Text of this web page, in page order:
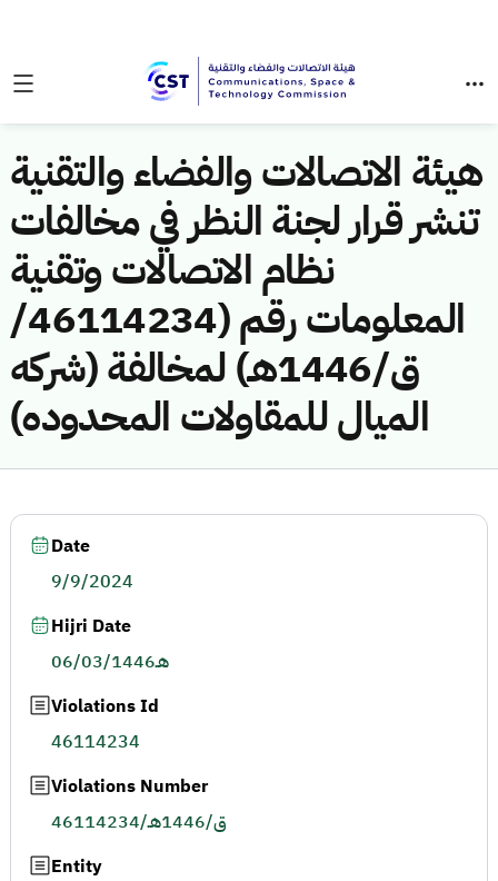
هيئة الاتصالات والفضاء والتقنية
تنشر قرار لجنة النظر في مخالفات
نظام الاتصالات وتقنية
المعلومات رقم (46114234/
ق/1446هـ) لمخالفة (شركه
الميال للمقاولات المحدوده)
Date
9/9/2024
Hijri Date
06/03/1446هـ
Violations Id
46114234
Violations Number
46114234/ق/1446هـ
Entity